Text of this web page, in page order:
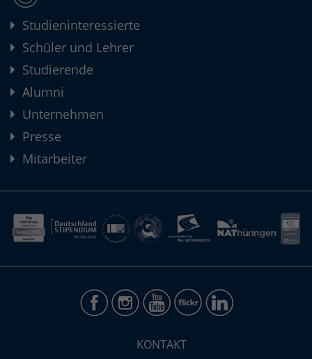
Studieninteressierte
Schüler und Lehrer
Studierende
Alumni
Unternehmen
Presse
Mitarbeiter
KONTAKT